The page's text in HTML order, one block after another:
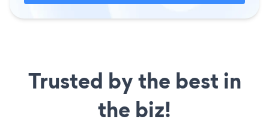
Trusted by the best in
the biz!